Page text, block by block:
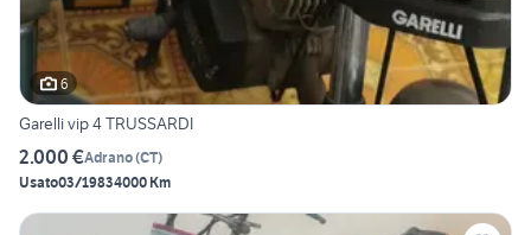
6
Garelli vip 4 TRUSSARDI
2.000 €Adrano(CT)
Usato03/19834000 Km